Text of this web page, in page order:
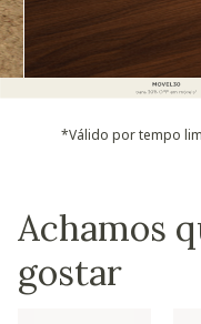
*Válido por tempo
Achamos
gostar